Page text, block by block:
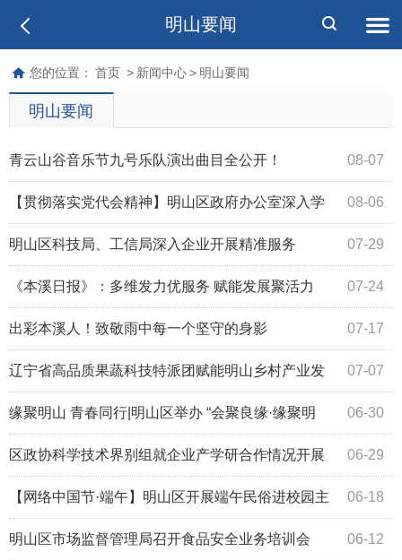
明山要闻
您的位置： 首页 > 新闻中心 > 明山要闻
明山要闻
08-07
青云山谷音乐节九号乐队演出曲目全公开！
08-06
【贯彻落实党代会精神】明山区政府办公室深入学
习贯彻区第十一次党代会精神 07-29
明山区科技局、工信局深入企业开展精准服务
07-24
《本溪日报》：多维发力优服务 赋能发展聚活力
07-17
出彩本溪人！致敬雨中每一个坚守的身影
07-07
辽宁省高品质果蔬科技特派团赋能明山乡村产业发
展 06-30
缘聚明山 青春同行|明山区举办 “会聚良缘·缘聚明
山”青年交友联谊活动 06-29
区政协科学技术界别组就企业产学研合作情况开展
调研协商活动 06-18
【网络中国节·端午】明山区开展端午民俗进校园主
题活动 06-12
明山区市场监督管理局召开食品安全业务培训会